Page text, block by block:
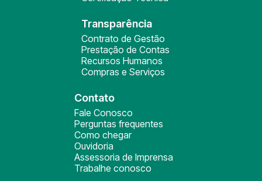
Transparência
Contrato de Gestão
Prestação de Contas
Recursos Humanos
Compras e Serviços
Contato
Fale Conosco
Perguntas frequentes
Como chegar
Ouvidoria
Assessoria de Imprensa
Trabalhe conosco